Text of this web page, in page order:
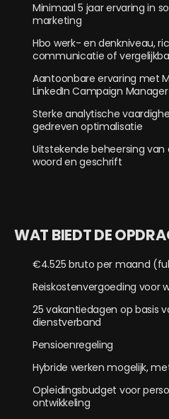
Minimaal 5 jaar ervaring in
marketing
Hbo werk- en denkniveau,
communicatie of
Aantoonbare ervaring met
LinkedIn Campaign Manager
Sterke analytische
gedreven optimalisatie
Uitstekende beheersing van
woord en geschrift
WAT BIEDT DE
€4.525 bruto per maand
Reiskostenvergoeding voor
25 vakantiedagen op basis
dienstverband
Pensioenregeling
Hybride werken mogelijk,
Opleidingsbudget voor
ontwikkeling